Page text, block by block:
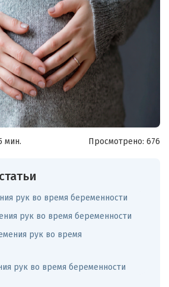
мин. Просмотрено: 676
рук во время беременности
рук во время беременности
рук во время
рук во время беременности
обработку моих персональных данных